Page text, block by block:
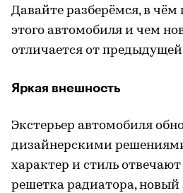
Давайте разберёмся, в
этого автомобиля и чем
отличается от
Яркая внешность
Экстерьер автомобиля
дизайнерскими
характер и стиль
решетка радиатора,